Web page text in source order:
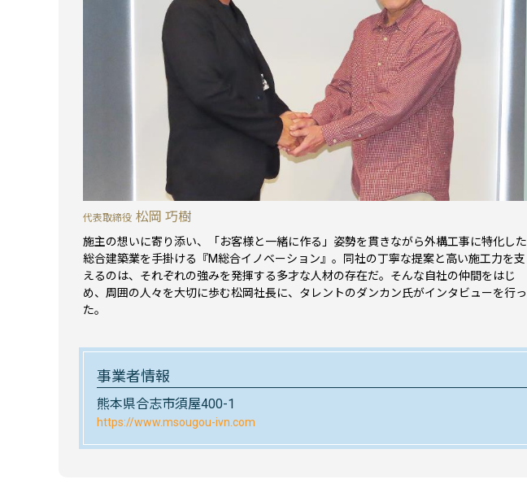
代表取締役 松岡 巧樹
施主の想いに寄り添い、「お客様と一緒に作る」姿勢を貫きながら外構工事に特化した
総合建築業を手掛ける『M総合イノベーション』。同社の丁寧な提案と高い施工力を支
えるのは、それぞれの強みを発揮する多才な人材の存在だ。そんな自社の仲間をはじ
め、周囲の人々を大切に歩む松岡社長に、タレントのダンカン氏がインタビューを行っ
た。
事業者情報
熊本県合志市須屋400-1
https://www.msougou-ivn.com